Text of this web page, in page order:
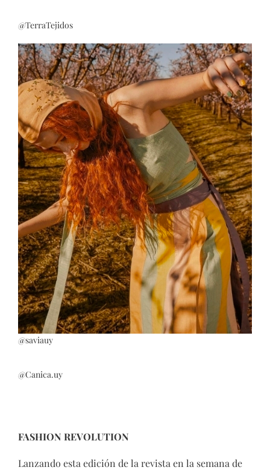
@TerraTejidos
@saviauy
@Canica.uy
FASHION REVOLUTION
Lanzando esta edición de la revista en la semana de